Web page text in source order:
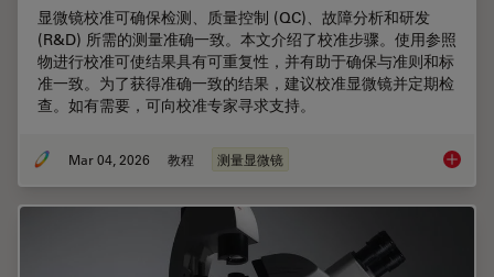
显微镜校准可确保检测、质量控制 (QC)、故障分析和研发
(R&D) 所需的测量准确一致。本文介绍了校准步骤。使用参照
物进行校准可使结果具有可重复性，并有助于确保与准则和标
准一致。为了获得准确一致的结果，建议校准显微镜并定期检
查。如有需要，可向校准专家寻求支持。
Mar 04, 2026 教程 测量显微镜 显微镜